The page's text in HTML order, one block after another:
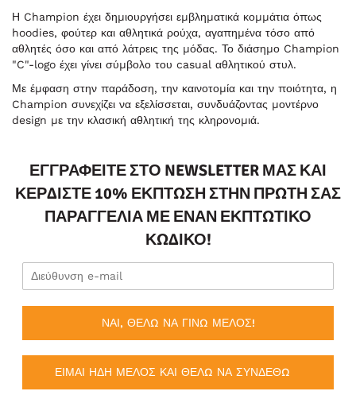
Η Champion έχει δημιουργήσει εμβληματικά κομμάτια όπως
hoodies, φούτερ και αθλητικά ρούχα, αγαπημένα τόσο από
αθλητές όσο και από λάτρεις της μόδας. Το διάσημο Champion
"C"-logo έχει γίνει σύμβολο του casual αθλητικού στυλ.
Με έμφαση στην παράδοση, την καινοτομία και την ποιότητα, η
Champion συνεχίζει να εξελίσσεται, συνδυάζοντας μοντέρνο
design με την κλασική αθλητική της κληρονομιά.
ΕΓΓΡΑΦΕΊΤΕ ΣΤΟ NEWSLETTER ΜΑΣ ΚΑΙ
ΚΕΡΔΊΣΤΕ 10% ΈΚΠΤΩΣΗ ΣΤΗΝ ΠΡΏΤΗ ΣΑΣ
ΠΑΡΑΓΓΕΛΊΑ ΜΕ ΈΝΑΝ ΕΚΠΤΩΤΙΚΌ
ΚΩΔΙΚΌ!
ΝΑΙ, ΘΕΛΩ ΝΑ ΓΙΝΩ ΜΕΛΟΣ!
ΕΙΜΑΙ ΗΔΗ ΜΕΛΟΣ ΚΑΙ ΘΕΛΩ ΝΑ ΣΥΝΔΕΘΩ